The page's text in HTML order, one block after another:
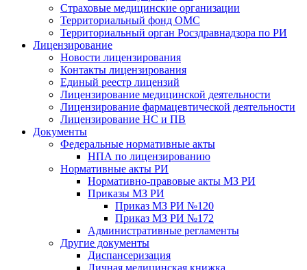
Страховые медицинские организации
Территориальный фонд ОМС
Территориальный орган Росздравнадзора по РИ
Лицензирование
Новости лицензирования
Контакты лицензирования
Единый реестр лицензий
Лицензирование медицинской деятельности
Лицензирование фармацевтической деятельности
Лицензирование НС и ПВ
Документы
Федеральные нормативные акты
НПА по лицензированию
Нормативные акты РИ
Нормативно-правовые акты МЗ РИ
Приказы МЗ РИ
Приказ МЗ РИ №120
Приказ МЗ РИ №172
Административные регламенты
Другие документы
Диспансеризация